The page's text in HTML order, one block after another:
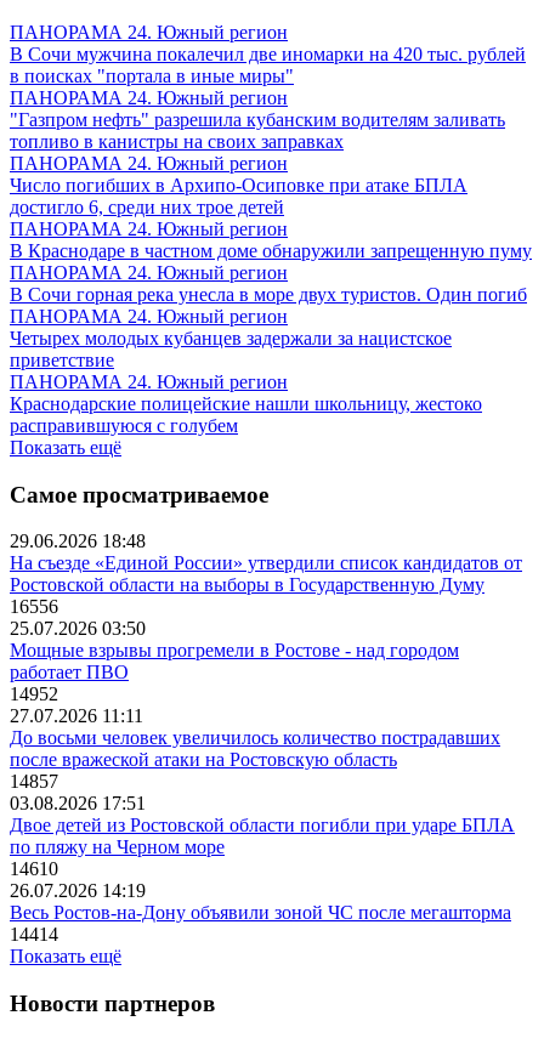
ПАНОРАМА 24. Южный регион
В Сочи мужчина покалечил две иномарки на 420 тыс. рублей
в поисках "портала в иные миры"
ПАНОРАМА 24. Южный регион
"Газпром нефть" разрешила кубанским водителям заливать
топливо в канистры на своих заправках
ПАНОРАМА 24. Южный регион
Число погибших в Архипо-Осиповке при атаке БПЛА
достигло 6, среди них трое детей
ПАНОРАМА 24. Южный регион
В Краснодаре в частном доме обнаружили запрещенную пуму
ПАНОРАМА 24. Южный регион
В Сочи горная река унесла в море двух туристов. Один погиб
ПАНОРАМА 24. Южный регион
Четырех молодых кубанцев задержали за нацистское
приветствие
ПАНОРАМА 24. Южный регион
Краснодарские полицейские нашли школьницу, жестоко
расправившуюся с голубем
Показать ещё
Самое просматриваемое
29.06.2026 18:48
На съезде «Единой России» утвердили список кандидатов от
Ростовской области на выборы в Государственную Думу
16556
25.07.2026 03:50
Мощные взрывы прогремели в Ростове - над городом
работает ПВО
14952
27.07.2026 11:11
До восьми человек увеличилось количество пострадавших
после вражеской атаки на Ростовскую область
14857
03.08.2026 17:51
Двое детей из Ростовской области погибли при ударе БПЛА
по пляжу на Черном море
14610
26.07.2026 14:19
Весь Ростов-на-Дону объявили зоной ЧС после мегашторма
14414
Показать ещё
Новости партнеров